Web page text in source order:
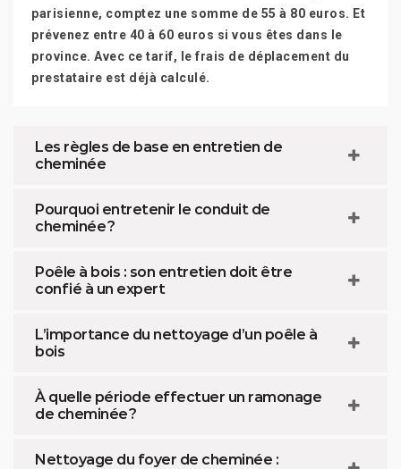
parisienne, comptez une somme de 55 à 80 euros. Et
prévenez entre 40 à 60 euros si vous êtes dans le
province. Avec ce tarif, le frais de déplacement du
prestataire est déjà calculé.
Les règles de base en entretien de
cheminée
Pourquoi entretenir le conduit de
cheminée ?
Poêle à bois : son entretien doit être
confié à un expert
L’importance du nettoyage d’un poêle à
bois
À quelle période effectuer un ramonage
de cheminée ?
Nettoyage du foyer de cheminée :